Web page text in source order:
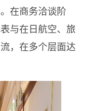
在商务洽谈阶
与在日航空、旅
，在多个层面达